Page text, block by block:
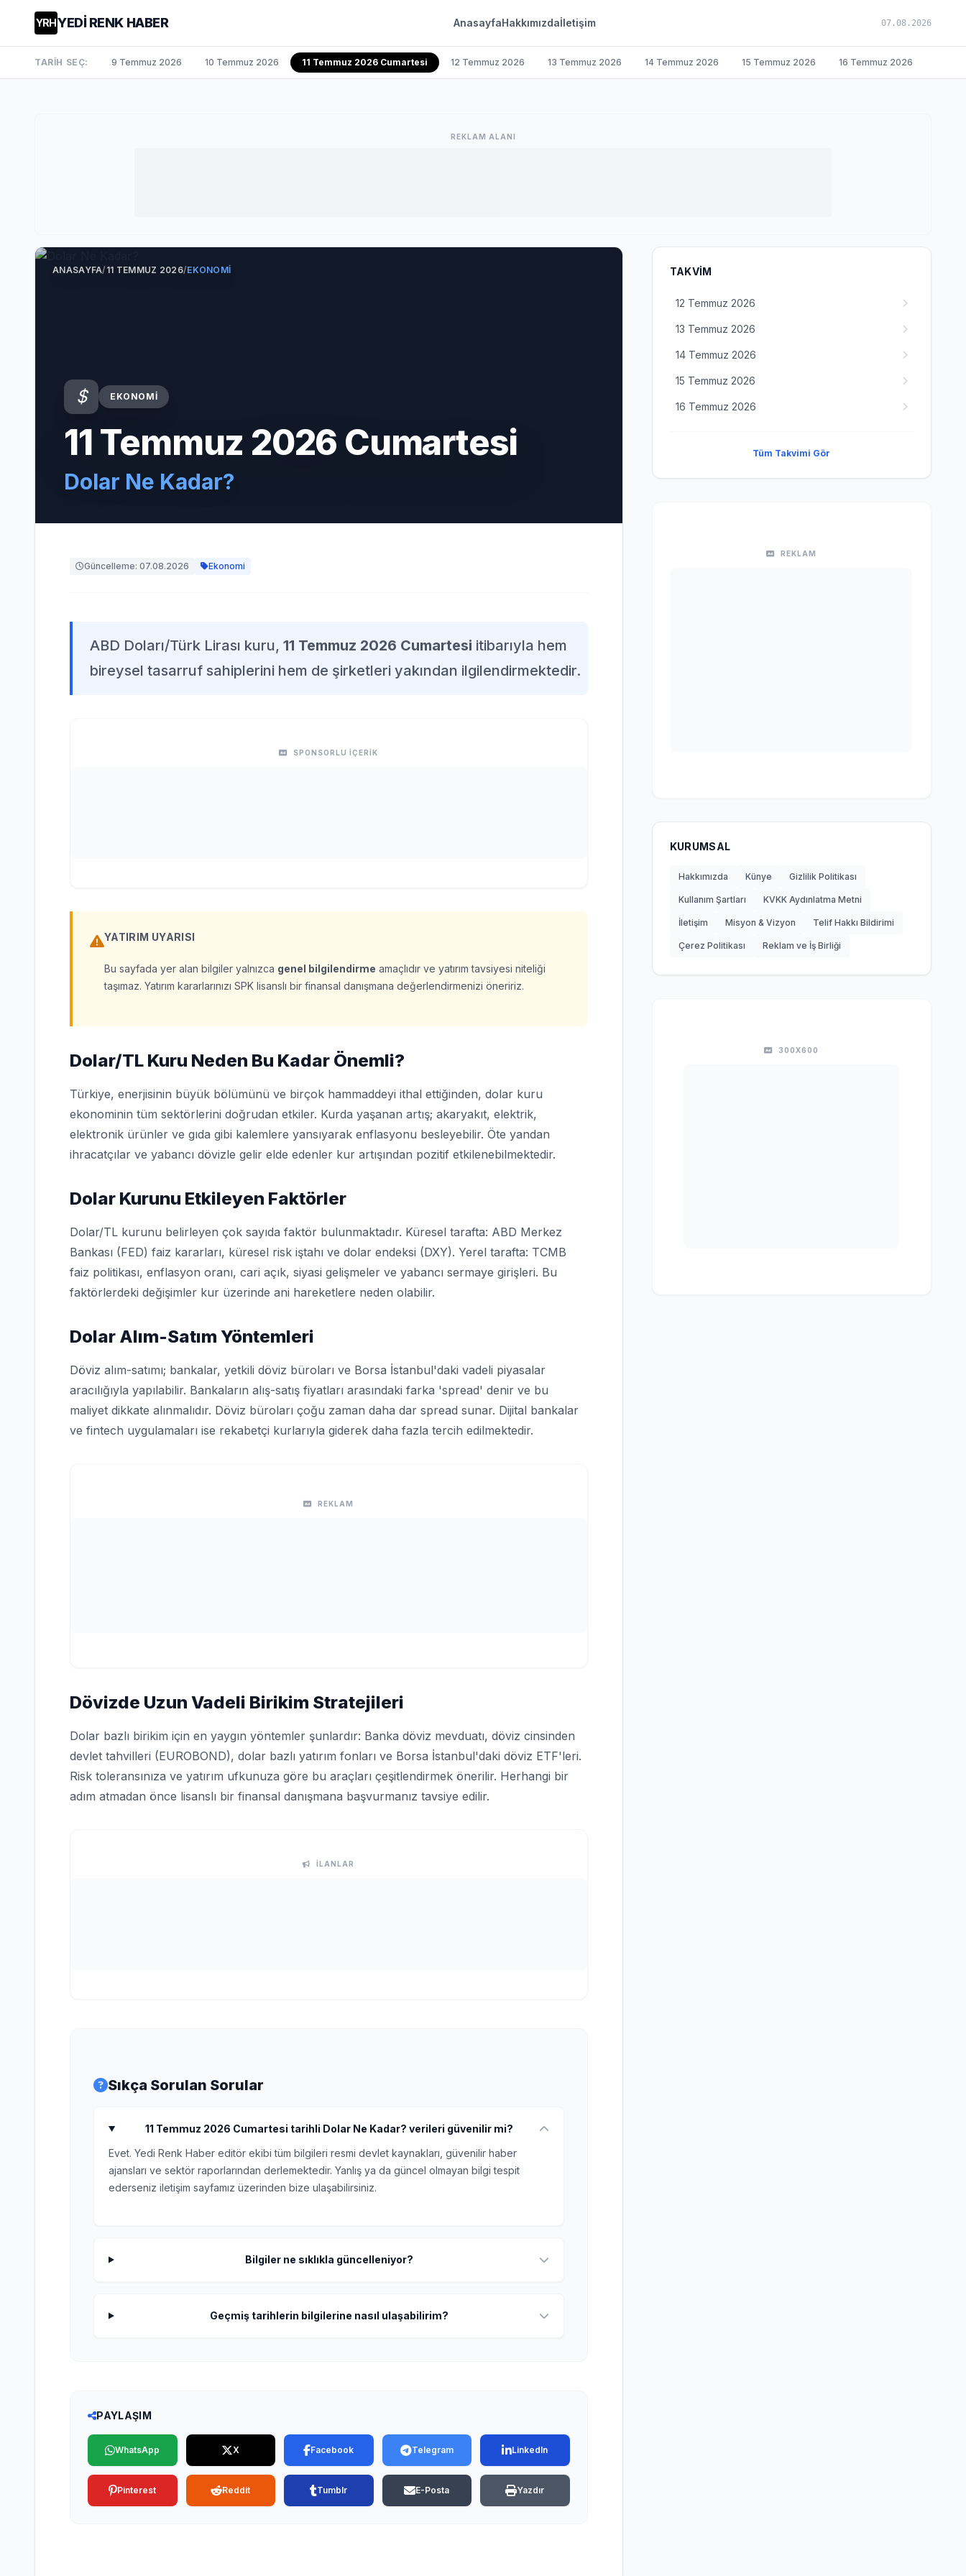
YRHYEDİ RENK HABER AnasayfaHakkımızdaİletişim 07.08.2026
TARİH SEÇ: 9 Temmuz 2026 10 Temmuz 2026 11 Temmuz 2026 Cumartesi 12 Temmuz 2026 13 Temmuz 2026 14 Temmuz 2026 15 Temmuz 2026 16 Temmuz 2026
REKLAM ALANI
ANASAYFA/11 TEMMUZ 2026/EKONOMI
EKONOMI
11 Temmuz 2026 Cumartesi
Dolar Ne Kadar?
Güncelleme: 07.08.2026 Ekonomi
ABD Doları/Türk Lirası kuru, 11 Temmuz 2026 Cumartesi itibarıyla hem
bireysel tasarruf sahiplerini hem de şirketleri yakından ilgilendirmektedir.
SPONSORLU İÇERİK
YATIRIM UYARISI
Bu sayfada yer alan bilgiler yalnızca genel bilgilendirme amaçlıdır ve yatırım tavsiyesi niteliği
taşımaz. Yatırım kararlarınızı SPK lisanslı bir finansal danışmana değerlendirmenizi öneririz.
Dolar/TL Kuru Neden Bu Kadar Önemli?
Türkiye, enerjisinin büyük bölümünü ve birçok hammaddeyi ithal ettiğinden, dolar kuru
ekonominin tüm sektörlerini doğrudan etkiler. Kurda yaşanan artış; akaryakıt, elektrik,
elektronik ürünler ve gıda gibi kalemlere yansıyarak enflasyonu besleyebilir. Öte yandan
ihracatçılar ve yabancı dövizle gelir elde edenler kur artışından pozitif etkilenebilmektedir.
Dolar Kurunu Etkileyen Faktörler
Dolar/TL kurunu belirleyen çok sayıda faktör bulunmaktadır. Küresel tarafta: ABD Merkez
Bankası (FED) faiz kararları, küresel risk iştahı ve dolar endeksi (DXY). Yerel tarafta: TCMB
faiz politikası, enflasyon oranı, cari açık, siyasi gelişmeler ve yabancı sermaye girişleri. Bu
faktörlerdeki değişimler kur üzerinde ani hareketlere neden olabilir.
Dolar Alım-Satım Yöntemleri
Döviz alım-satımı; bankalar, yetkili döviz büroları ve Borsa İstanbul'daki vadeli piyasalar
aracılığıyla yapılabilir. Bankaların alış-satış fiyatları arasındaki farka 'spread' denir ve bu
maliyet dikkate alınmalıdır. Döviz büroları çoğu zaman daha dar spread sunar. Dijital bankalar
ve fintech uygulamaları ise rekabetçi kurlarıyla giderek daha fazla tercih edilmektedir.
REKLAM
Dövizde Uzun Vadeli Birikim Stratejileri
Dolar bazlı birikim için en yaygın yöntemler şunlardır: Banka döviz mevduatı, döviz cinsinden
devlet tahvilleri (EUROBOND), dolar bazlı yatırım fonları ve Borsa İstanbul'daki döviz ETF'leri.
Risk toleransınıza ve yatırım ufkunuza göre bu araçları çeşitlendirmek önerilir. Herhangi bir
adım atmadan önce lisanslı bir finansal danışmana başvurmanız tavsiye edilir.
İLANLAR
Sıkça Sorulan Sorular
11 Temmuz 2026 Cumartesi tarihli Dolar Ne Kadar? verileri güvenilir mi?
Evet. Yedi Renk Haber editör ekibi tüm bilgileri resmi devlet kaynakları, güvenilir haber
ajansları ve sektör raporlarından derlemektedir. Yanlış ya da güncel olmayan bilgi tespit
ederseniz iletişim sayfamız üzerinden bize ulaşabilirsiniz.
Bilgiler ne sıklıkla güncelleniyor?
Geçmiş tarihlerin bilgilerine nasıl ulaşabilirim?
PAYLAŞIM
WhatsApp X Facebook Telegram LinkedIn
Pinterest Reddit Tumblr E-Posta Yazdır
TAKVIM
12 Temmuz 2026
13 Temmuz 2026
14 Temmuz 2026
15 Temmuz 2026
16 Temmuz 2026
Tüm Takvimi Gör
REKLAM
KURUMSAL
Hakkımızda Künye Gizlilik Politikası
Kullanım Şartları KVKK Aydınlatma Metni
İletişim Misyon & Vizyon Telif Hakkı Bildirimi
Çerez Politikası Reklam ve İş Birliği
300X600